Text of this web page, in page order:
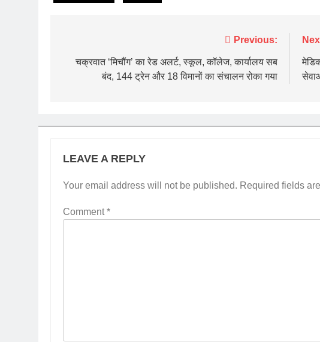
navigation
Previous:
चक्रवात ‘मिचौंग’ का रेड अलर्ट, स्कूल, कॉलेज, कार्यालय सब
बंद, 144 ट्रेन और 18 विमानों का संचालन रोका गया
LEAVE A REPLY
Your email address will not be published. Required fields
Comment*